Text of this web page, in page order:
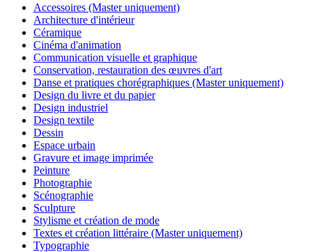
Accessoires (Master uniquement)
Architecture d'intérieur
Céramique
Cinéma d'animation
Communication visuelle et graphique
Conservation, restauration des œuvres d'art
Danse et pratiques chorégraphiques (Master uniquement)
Design du livre et du papier
Design industriel
Design textile
Dessin
Espace urbain
Gravure et image imprimée
Peinture
Photographie
Scénographie
Sculpture
Stylisme et création de mode
Textes et création littéraire (Master uniquement)
Typographie